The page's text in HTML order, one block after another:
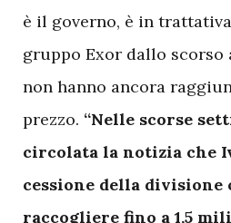
è il governo, è in
gruppo Exor dallo scorso
non hanno ancora
prezzo. “Nelle scorse
circolata la notizia che
cessione della divisione
raccogliere fino a 1,5